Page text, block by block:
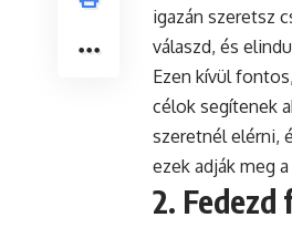
igazán szeretsz
válaszd, és
Ezen kívül
célok segítenek
szeretnél elérni,
ezek adják meg
2.